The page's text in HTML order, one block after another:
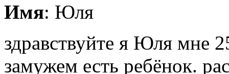
Имя: Юля
здравствуйте я Юля мне
замужем есть ребёнок.